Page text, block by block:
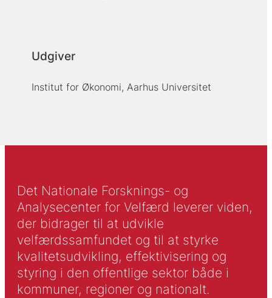
Udgiver
Institut for Økonomi, Aarhus Universitet
Det Nationale Forsknings- og
Analysecenter for Velfærd leverer viden,
der bidrager til at udvikle
velfærdssamfundet og til at styrke
kvalitetsudvikling, effektivisering og
styring i den offentlige sektor både i
kommuner, regioner og nationalt.